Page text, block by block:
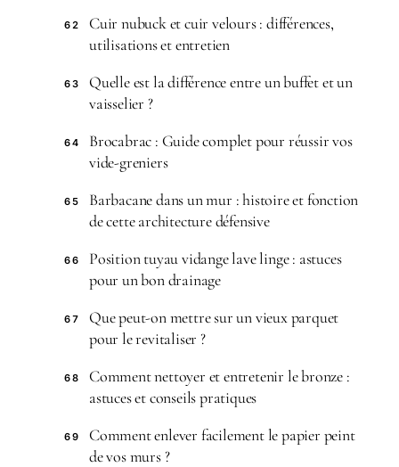
62
Cuir nubuck et cuir velours : différences,
utilisations et entretien
63
Quelle est la différence entre un buffet et un
vaisselier ?
64
Brocabrac : Guide complet pour réussir vos
vide-greniers
65
Barbacane dans un mur : histoire et fonction
de cette architecture défensive
66
Position tuyau vidange lave linge : astuces
pour un bon drainage
67
Que peut-on mettre sur un vieux parquet
pour le revitaliser ?
68
Comment nettoyer et entretenir le bronze :
astuces et conseils pratiques
69
Comment enlever facilement le papier peint
de vos murs ?